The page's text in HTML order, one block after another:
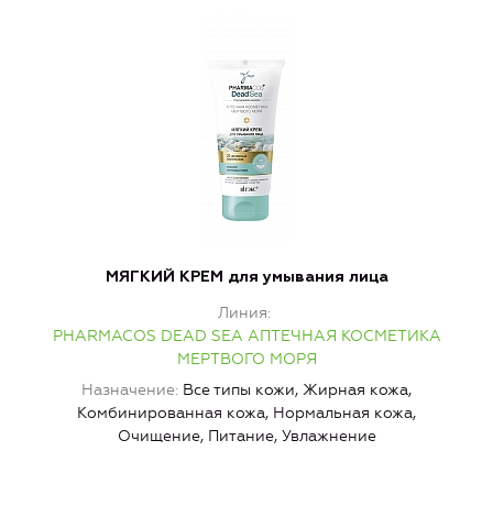
МЯГКИЙ КРЕМ для умывания лица
Линия
PHARMACOS DEAD SEA АПТЕЧНАЯ КОСМЕТИКА
МЕРТВОГО МОРЯ
Назначение Все типы кожи, Жирная кожа,
Комбинированная кожа, Нормальная кожа,
Очищение, Питание, Увлажнение